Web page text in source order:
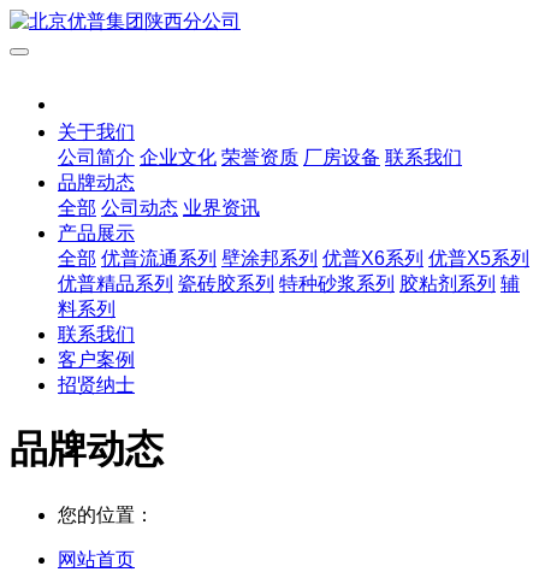
关于我们
公司简介 企业文化 荣誉资质 厂房设备 联系我们
品牌动态
全部 公司动态 业界资讯
产品展示
全部 优普流通系列 壁涂邦系列 优普X6系列 优普X5系列
优普精品系列 瓷砖胶系列 特种砂浆系列 胶粘剂系列 辅
料系列
联系我们
客户案例
招贤纳士
品牌动态
您的位置：
网站首页